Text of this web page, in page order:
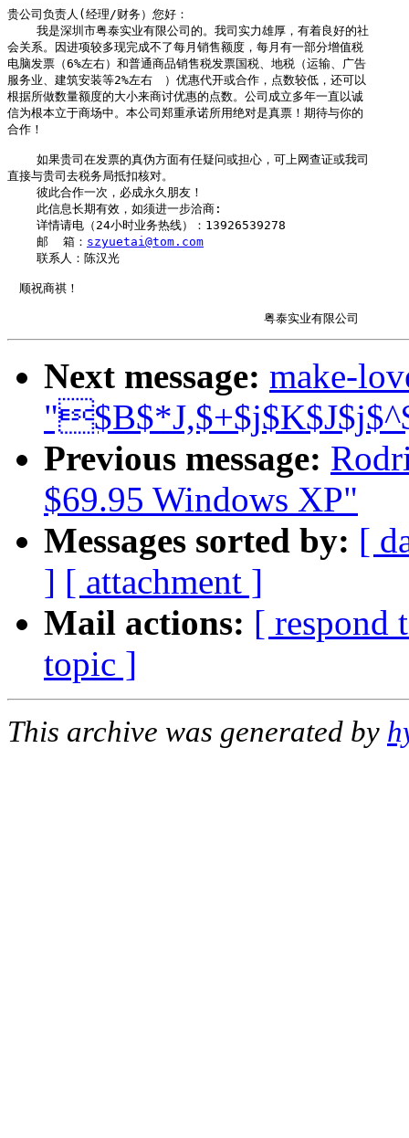
贵公司负责人(经理/财务）您好：
    我是深圳市粤泰实业有限公司的。我司实力雄厚，有着良好的社
会关系。因进项较多现完成不了每月销售额度，每月有一部分增值税
电脑发票（6%左右）和普通商品销售税发票国税、地税（运输、广告
服务业、建筑安装等2%左右　）优惠代开或合作，点数较低，还可以
根据所做数量额度的大小来商讨优惠的点数。公司成立多年一直以诚
信为根本立于商场中。本公司郑重承诺所用绝对是真票！期待与你的
合作！
    如果贵司在发票的真伪方面有任疑问或担心，可上网查证或我司
直接与贵司去税务局抵扣核对。
    彼此合作一次，必成永久朋友！
    此信息长期有效，如须进一步洽商:
    详情请电（24小时业务热线）：13926539278
    邮  箱：
szyuetai@tom.com
    联系人：陈汉光
顺祝商祺！
Next message: make-
Previous message:
$69.95 Windows XP"
Messages sorted by: [
] [ attachment ]
Mail actions: [ respond
topic ]
This archive was generated by